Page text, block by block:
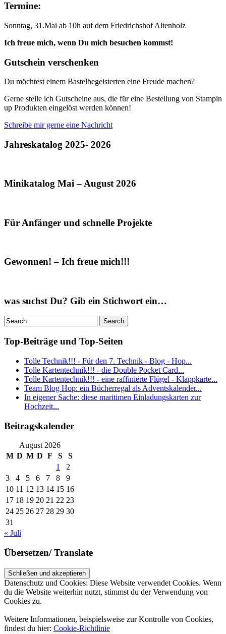
Termine:
Sonntag, 31.Mai ab 10h auf dem Friedrichshof Altenholz
Ich freue mich, wenn Du mich besuchen kommst!
Gutschein verschenken
Du möchtest einem Bastelbegeisterten eine Freude machen?
Gerne stelle ich Gutscheine aus, die für eine Bestellung von Stampin
up Produkten eingelöst werden können!
Schreibe mir gerne eine Nachricht
Jahreskatalog 2025- 2026
Minikatalog Mai – August 2026
Für Anfänger und schnelle Projekte
Gewonnen! – Ich freue mich!!!
was suchst Du? Gib ein Stichwort ein…
Top-Beiträge und Top-Seiten
Tolle Technik!!! - Für den 7. Technik - Blog - Hop...
Tolle Kartentechnik!!! - die Double Pocket Card...
Tolle Kartentechnik!!! - eine raffinierte Flügel - Klappkarte...
Team Blog Hop: ein Bücherregal als Adventskalender...
In eigener Sache: diese maritimen Einladungskarten zur
Hochzeit...
Beitragskalender
August 2026
M D M D F S
S
1
2
3
4 5 6 7 8
9
10 11 12 13 14 15 16
17 18 19 20 21 22 23
24 25 26 27 28 29 30
31
« Juli
Übersetzen/ Translate
Datenschutz und Cookies: Diese Website verwendet Cookies. Wenn
du die Website weiterhin nutzt, stimmst du der Verwendung von
Cookies zu.
Weitere Informationen, beispielsweise zur Kontrolle von Cookies,
findest du hier: Cookie-Richtlinie